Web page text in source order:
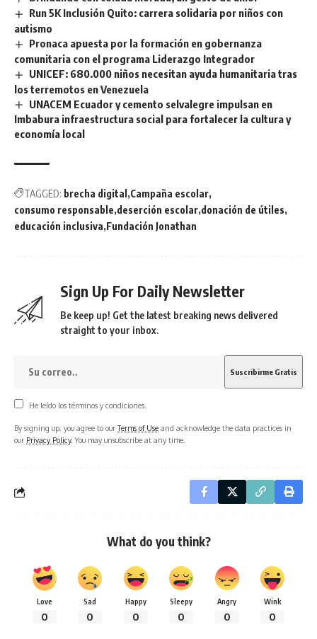
Run 5K Inclusión Quito: carrera solidaria por niños con
autismo
Pronaca apuesta por la formación en gobernanza
comunitaria con el programa Liderazgo Integrador
UNICEF: 680.000 niños necesitan ayuda humanitaria tras
los terremotos en Venezuela
UNACEM Ecuador y cemento selvalegre impulsan en
Imbabura infraestructura social para fortalecer la cultura y
economía local
TAGGED: brecha digital Campaña escolar
consumo responsable deserción escolar donación de útiles
educación inclusiva Fundación Jonathan
Sign Up For Daily Newsletter
Be keep up! Get the latest breaking news delivered
straight to your inbox.
He leído los términos y condiciones.
By signing up, you agree to ourTerms of Use and acknowledge the data practices in
our Privacy Policy. You may unsubscribe at any time.
What do you think?
Love
0
Sad
0
Happy
0
Sleepy
0
Angry
0
Wink
0